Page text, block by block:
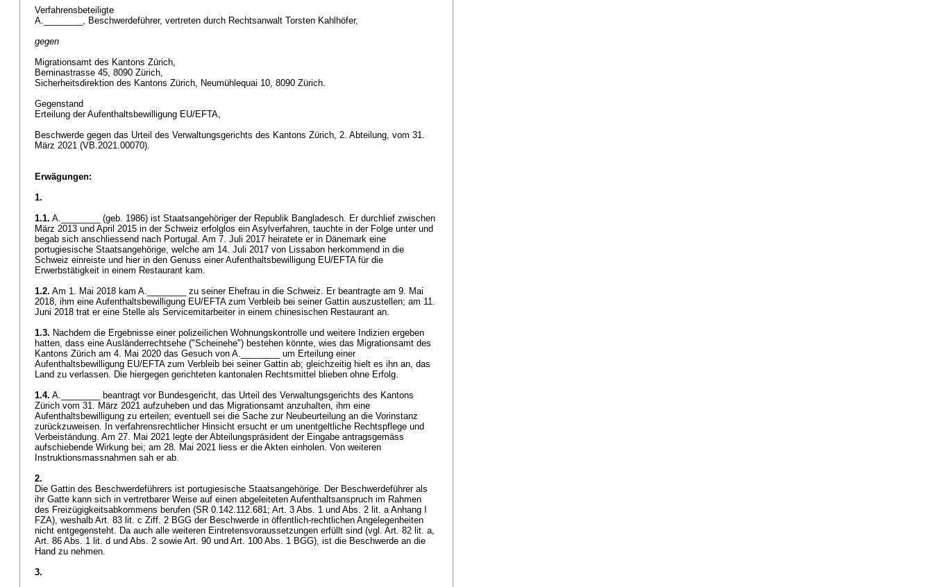
Verfahrensbeteiligte
A.________, Beschwerdeführer, vertreten durch Rechtsanwalt Torsten Kahlhöfer,
gegen
Migrationsamt des Kantons Zürich,
Berninastrasse 45, 8090 Zürich,
Sicherheitsdirektion des Kantons Zürich, Neumühlequai 10, 8090 Zürich.
Gegenstand
Erteilung der Aufenthaltsbewilligung EU/EFTA,
Beschwerde gegen das Urteil des Verwaltungsgerichts des Kantons Zürich, 2. Abteilung, vom 31.
März 2021 (VB.2021.00070).
Erwägungen:
1.
1.1. A.________ (geb. 1986) ist Staatsangehöriger der Republik Bangladesch. Er durchlief zwischen
März 2013 und April 2015 in der Schweiz erfolglos ein Asylverfahren, tauchte in der Folge unter und
begab sich anschliessend nach Portugal. Am 7. Juli 2017 heiratete er in Dänemark eine
portugiesische Staatsangehörige, welche am 14. Juli 2017 von Lissabon herkommend in die
Schweiz einreiste und hier in den Genuss einer Aufenthaltsbewilligung EU/EFTA für die
Erwerbstätigkeit in einem Restaurant kam.
1.2. Am 1. Mai 2018 kam A.________ zu seiner Ehefrau in die Schweiz. Er beantragte am 9. Mai
2018, ihm eine Aufenthaltsbewilligung EU/EFTA zum Verbleib bei seiner Gattin auszustellen; am 11.
Juni 2018 trat er eine Stelle als Servicemitarbeiter in einem chinesischen Restaurant an.
1.3. Nachdem die Ergebnisse einer polizeilichen Wohnungskontrolle und weitere Indizien ergeben
hatten, dass eine Ausländerrechtsehe ("Scheinehe") bestehen könnte, wies das Migrationsamt des
Kantons Zürich am 4. Mai 2020 das Gesuch von A.________ um Erteilung einer
Aufenthaltsbewilligung EU/EFTA zum Verbleib bei seiner Gattin ab; gleichzeitig hielt es ihn an, das
Land zu verlassen. Die hiergegen gerichteten kantonalen Rechtsmittel blieben ohne Erfolg.
1.4. A.________ beantragt vor Bundesgericht, das Urteil des Verwaltungsgerichts des Kantons
Zürich vom 31. März 2021 aufzuheben und das Migrationsamt anzuhalten, ihm eine
Aufenthaltsbewilligung zu erteilen; eventuell sei die Sache zur Neubeurteilung an die Vorinstanz
zurückzuweisen. In verfahrensrechtlicher Hinsicht ersucht er um unentgeltliche Rechtspflege und
Verbeiständung. Am 27. Mai 2021 legte der Abteilungspräsident der Eingabe antragsgemäss
aufschiebende Wirkung bei; am 28. Mai 2021 liess er die Akten einholen. Von weiteren
Instruktionsmassnahmen sah er ab.
2.
Die Gattin des Beschwerdeführers ist portugiesische Staatsangehörige. Der Beschwerdeführer als
ihr Gatte kann sich in vertretbarer Weise auf einen abgeleiteten Aufenthaltsanspruch im Rahmen
des Freizügigkeitsabkommens berufen (SR 0.142.112.681; Art. 3 Abs. 1 und Abs. 2 lit. a Anhang I
FZA), weshalb Art. 83 lit. c Ziff. 2 BGG der Beschwerde in öffentlich-rechtlichen Angelegenheiten
nicht entgegensteht. Da auch alle weiteren Eintretensvoraussetzungen erfüllt sind (vgl. Art. 82 lit. a,
Art. 86 Abs. 1 lit. d und Abs. 2 sowie Art. 90 und Art. 100 Abs. 1 BGG), ist die Beschwerde an die
Hand zu nehmen.
3.